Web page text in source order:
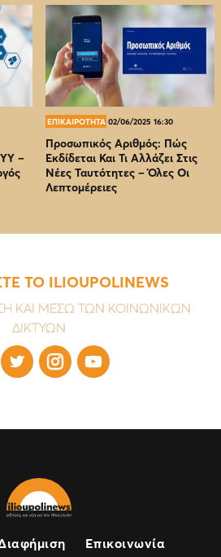
–
ΕΠΙΚΑΙΡΟΤΗΤΑ 02/06/2025 16:30
Προσωπικός Αριθμός: Πώς
Εκδίδεται Και Τι Αλλάζει Στις
Νέες Ταυτότητες – Όλες Οι
Λεπτομέρειες
ΤΟ ILIOUPOLINEWS
ΚΑΙ ΜΕΣΩ ΤΩΝ ΚΟΙΝΩΝΙΚΩΝ
ΔΙΚΤΥΩΝ
  
Επικοινωνία